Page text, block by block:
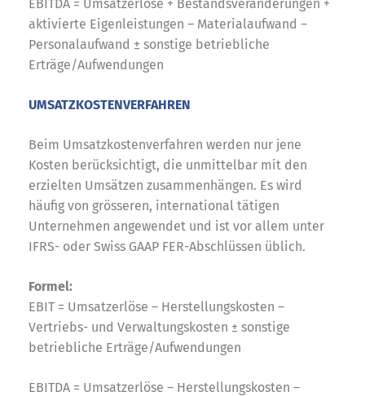
EBITDA = Umsatzerlöse + Bestandsveränderungen +
aktivierte Eigenleistungen – Materialaufwand –
Personalaufwand ± sonstige betriebliche
Erträge/Aufwendungen
UMSATZKOSTENVERFAHREN
Beim Umsatzkostenverfahren werden nur jene
Kosten berücksichtigt, die unmittelbar mit den
erzielten Umsätzen zusammenhängen. Es wird
häufig von grösseren, international tätigen
Unternehmen angewendet und ist vor allem unter
IFRS- oder Swiss GAAP FER-Abschlüssen üblich.
Formel:
EBIT = Umsatzerlöse – Herstellungskosten –
Vertriebs- und Verwaltungskosten ± sonstige
betriebliche Erträge/Aufwendungen
EBITDA = Umsatzerlöse – Herstellungskosten –